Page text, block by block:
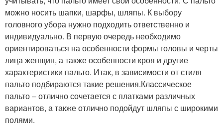
можно носить шапки, шарфы, шляпы. К выбору
головного убора нужно подходить ответственно и
индивидуально. В первую очередь необходимо
ориентироваться на особенности формы головы и черты
лица женщин, а также особенности кроя и другие
характеристики пальто. Итак, в зависимости от стиля
пальто подбираются такие решения.Классическое
пальто – отлично сочетается с платками различных
вариантов, а также отлично подойдут шляпы с широкими
полями.